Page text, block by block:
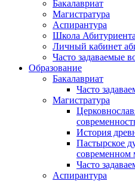
Бакалавриат
Магистратура
Аспирантура
Школа Абитуриента
Личный кабинет
Часто задаваемые
Образование
Бакалавриат
Часто
Магистратура
История
Пастырское
современном
Часто
Аспирантура